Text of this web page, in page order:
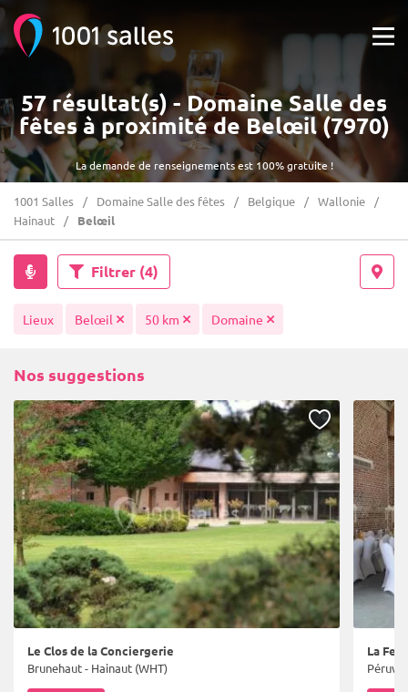
La demande de renseignements est 100% gratuite !
57 résultat(s) - Domaine Salle des
fêtes à proximité de Belœil (7970)
1001 Salles Domaine Salle des fêtes Belgique
Wallonie
Hainaut
Belœil
Filtrer (4)
Lieux Belœil 50 km Domaine
Nos suggestions
Le Clos de la Conciergerie
Brunehaut - Hainaut (WHT)
La